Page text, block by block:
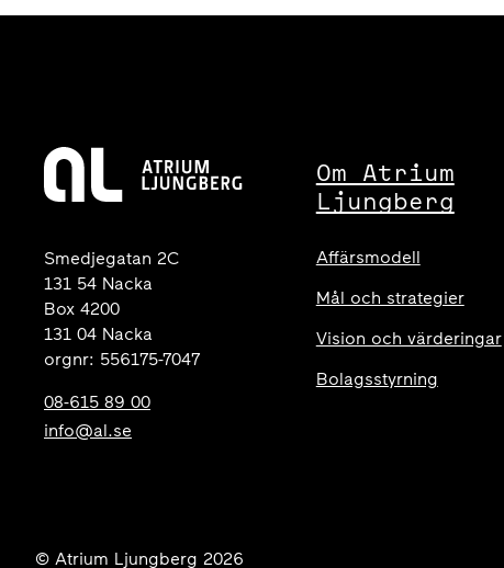
Smedjegatan 2C
131 54 Nacka
Box 4200
131 04 Nacka
orgnr: 556175-7047
08-615 89 00
info@al.se
Om Atrium
Ljungberg
Affärsmodell
Mål och strategier
Vision och värderingar
Bolagsstyrning
© Atrium Ljungberg 2026